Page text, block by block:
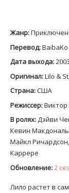
Жанр:
Перевод:BaibaKo
Дата выхода:
Оригинал:Lilo &
Страна:США
Режиссер:
В ролях:Дэйви
Кевин
Майкл
Каррере
Обновление:2
Лило растет в